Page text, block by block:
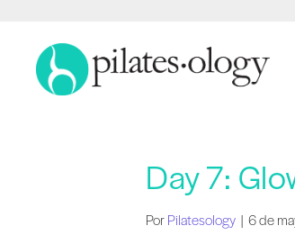
Day 7:
PorPilatesology | 6 de